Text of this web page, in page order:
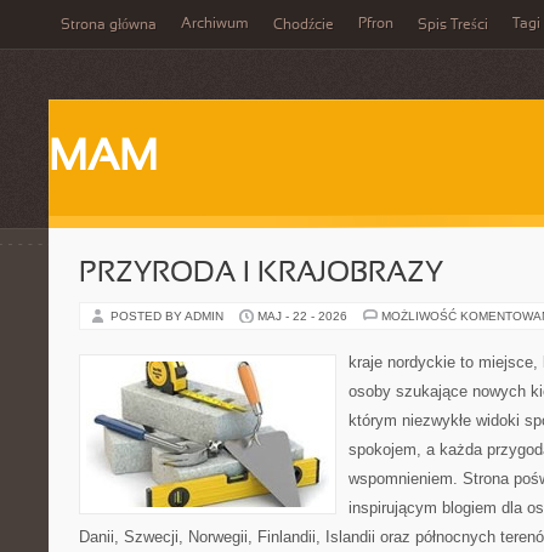
Strona główna Archiwum Chodźcie Pfron Spis Treści Tagi
MAM
PRZYRODA I KRAJOBRAZY
POSTED BY ADMIN MAJ - 22 - 2026 MOŻLIWOŚĆ
kraje nordyckie to
osoby szukające nowych
którym niezwykłe widoki
spokojem, a każda
wspomnieniem. Strona
inspirującym blogiem dla
Danii, Szwecji, Norwegii, Finlandii, Islandii oraz północnych